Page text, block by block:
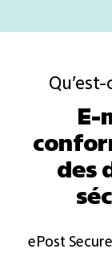
E-
des
ePost